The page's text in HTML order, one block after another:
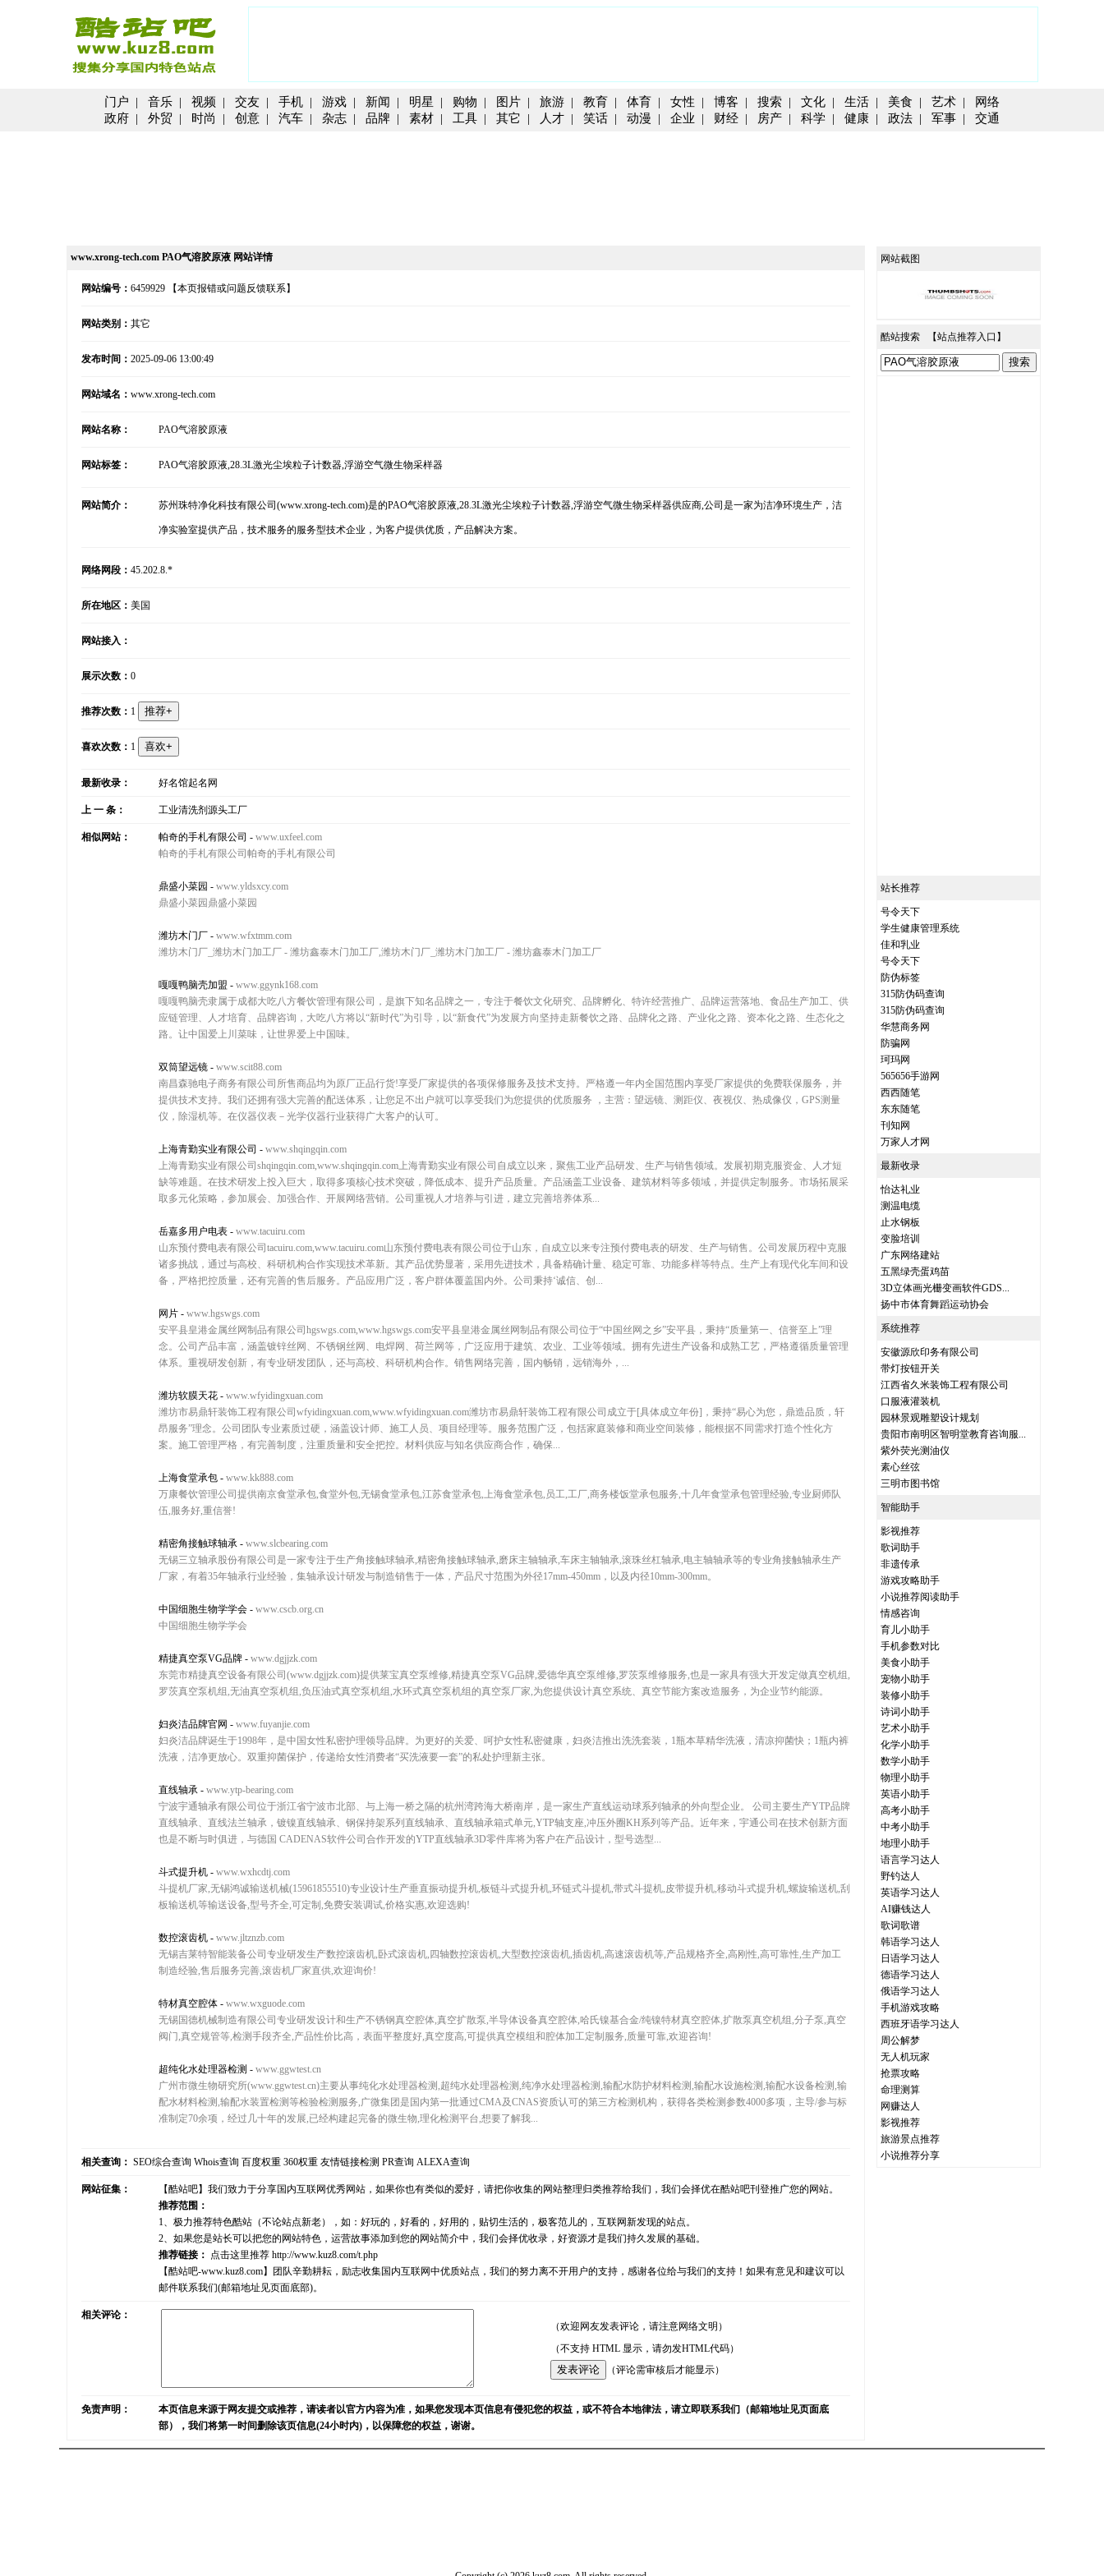
门户 | 音乐 | 视频 | 交友 | 手机 | 游戏 | 新闻 | 明星 | 购物 | 图片 | 旅游 | 教育 | 体育 | 女性 | 博客 | 搜索 | 文化 | 生活 | 美食 | 艺术 |
网络
政府 | 外贸 | 时尚 | 创意 | 汽车 | 杂志 | 品牌 | 素材 | 工具 | 其它 | 人才 | 笑话 | 动漫 | 企业 | 财经 | 房产 | 科学 | 健康 | 政法 | 军事 | 交通
www.xrong-tech.com PAO气溶胶原液 网站详情
网站编号： 6459929 【本页报错或问题反馈联系】
网站类别： 其它
发布时间： 2025-09-06 13:00:49
网站域名： www.xrong-tech.com
网站名称： PAO气溶胶原液
网站标签： PAO气溶胶原液,28.3L激光尘埃粒子计数器,浮游空气微生物采样器
网站简介： 苏州珠特净化科技有限公司(www.xrong-tech.com)是的PAO气溶胶原液,28.3L激光尘埃粒子计数器,浮游空气微生物采样器供应商,公司是一家为洁净环境生产，洁
净实验室提供产品，技术服务的服务型技术企业，为客户提供优质，产品解决方案。
网络网段： 45.202.8.*
所在地区： 美国
网站接入：
展示次数： 0
推荐次数： 1
喜欢次数： 1
最新收录： 好名馆起名网
上 一 条： 工业清洗剂源头工厂
相似网站： 帕奇的手札有限公司 - www.uxfeel.com
帕奇的手札有限公司帕奇的手札有限公司
鼎盛小菜园 - www.yldsxcy.com
鼎盛小菜园鼎盛小菜园
潍坊木门厂 - www.wfxtmm.com
潍坊木门厂_潍坊木门加工厂 - 潍坊鑫泰木门加工厂,潍坊木门厂_潍坊木门加工厂 - 潍坊鑫泰木门加工厂
嘎嘎鸭脑壳加盟 - www.ggynk168.com
嘎嘎鸭脑壳隶属于成都大吃八方餐饮管理有限公司，是旗下知名品牌之一，专注于餐饮文化研究、品牌孵化、特许经营推广、品牌运营落地、食品生产加工、供
应链管理、人才培育、品牌咨询，大吃八方将以“新时代”为引导，以“新食代”为发展方向坚持走新餐饮之路、品牌化之路、产业化之路、资本化之路、生态化之
路。让中国爱上川菜味，让世界爱上中国味。
双筒望远镜 - www.scit88.com
南昌森驰电子商务有限公司所售商品均为原厂正品行货!享受厂家提供的各项保修服务及技术支持。严格遵一年内全国范围内享受厂家提供的免费联保服务，并
提供技术支持。我们还拥有强大完善的配送体系，让您足不出户就可以享受我们为您提供的优质服务 ，主营：望远镜、测距仪、夜视仪、热成像仪，GPS测量
仪，除湿机等。在仪器仪表－光学仪器行业获得广大客户的认可。
上海青勤实业有限公司 - www.shqingqin.com
上海青勤实业有限公司shqingqin.com,www.shqingqin.com上海青勤实业有限公司自成立以来，聚焦工业产品研发、生产与销售领域。发展初期克服资金、人才短
缺等难题。在技术研发上投入巨大，取得多项核心技术突破，降低成本、提升产品质量。产品涵盖工业设备、建筑材料等多领域，并提供定制服务。市场拓展采
取多元化策略，参加展会、加强合作、开展网络营销。公司重视人才培养与引进，建立完善培养体系...
岳嘉多用户电表 - www.tacuiru.com
山东预付费电表有限公司tacuiru.com,www.tacuiru.com山东预付费电表有限公司位于山东，自成立以来专注预付费电表的研发、生产与销售。公司发展历程中克服
诸多挑战，通过与高校、科研机构合作实现技术革新。其产品优势显著，采用先进技术，具备精确计量、稳定可靠、功能多样等特点。生产上有现代化车间和设
备，严格把控质量，还有完善的售后服务。产品应用广泛，客户群体覆盖国内外。公司秉持‘诚信、创...
网片 - www.hgswgs.com
安平县皇港金属丝网制品有限公司hgswgs.com,www.hgswgs.com安平县皇港金属丝网制品有限公司位于“中国丝网之乡”安平县，秉持“质量第一、信誉至上”理
念。公司产品丰富，涵盖镀锌丝网、不锈钢丝网、电焊网、荷兰网等，广泛应用于建筑、农业、工业等领域。拥有先进生产设备和成熟工艺，严格遵循质量管理
体系。重视研发创新，有专业研发团队，还与高校、科研机构合作。销售网络完善，国内畅销，远销海外，...
潍坊软膜天花 - www.wfyidingxuan.com
潍坊市易鼎轩装饰工程有限公司wfyidingxuan.com,www.wfyidingxuan.com潍坊市易鼎轩装饰工程有限公司成立于[具体成立年份]，秉持“易心为您，鼎造品质，轩
昂服务”理念。公司团队专业素质过硬，涵盖设计师、施工人员、项目经理等。服务范围广泛，包括家庭装修和商业空间装修，能根据不同需求打造个性化方
案。施工管理严格，有完善制度，注重质量和安全把控。材料供应与知名供应商合作，确保...
上海食堂承包 - www.kk888.com
万康餐饮管理公司提供南京食堂承包,食堂外包,无锡食堂承包,江苏食堂承包,上海食堂承包,员工,工厂,商务楼饭堂承包服务,十几年食堂承包管理经验,专业厨师队
伍,服务好,重信誉!
精密角接触球轴承 - www.slcbearing.com
无锡三立轴承股份有限公司是一家专注于生产角接触球轴承,精密角接触球轴承,磨床主轴轴承,车床主轴轴承,滚珠丝杠轴承,电主轴轴承等的专业角接触轴承生产
厂家，有着35年轴承行业经验，集轴承设计研发与制造销售于一体，产品尺寸范围为外径17mm-450mm，以及内径10mm-300mm。
中国细胞生物学学会 - www.cscb.org.cn
中国细胞生物学学会
精捷真空泵VG品牌 - www.dgjjzk.com
东莞市精捷真空设备有限公司(www.dgjjzk.com)提供莱宝真空泵维修,精捷真空泵VG品牌,爱德华真空泵维修,罗茨泵维修服务,也是一家具有强大开发定做真空机组,
罗茨真空泵机组,无油真空泵机组,负压油式真空泵机组,水环式真空泵机组的真空泵厂家,为您提供设计真空系统、真空节能方案改造服务，为企业节约能源。
妇炎洁品牌官网 - www.fuyanjie.com
妇炎洁品牌诞生于1998年，是中国女性私密护理领导品牌。为更好的关爱、呵护女性私密健康，妇炎洁推出洗洗套装，1瓶本草精华洗液，清凉抑菌快；1瓶内裤
洗液，洁净更放心。双重抑菌保护，传递给女性消费者“买洗液要一套”的私处护理新主张。
直线轴承 - www.ytp-bearing.com
宁波宇通轴承有限公司位于浙江省宁波市北部、与上海一桥之隔的杭州湾跨海大桥南岸，是一家生产直线运动球系列轴承的外向型企业。 公司主要生产YTP品牌
直线轴承、直线法兰轴承，镀镍直线轴承、钢保持架系列直线轴承、直线轴承箱式单元,YTP轴支座,冲压外圈KH系列等产品。近年来，宇通公司在技术创新方面
也是不断与时俱进，与德国 CADENAS软件公司合作开发的YTP直线轴承3D零件库将为客户在产品设计，型号选型...
斗式提升机 - www.wxhcdtj.com
斗提机厂家,无锡鸿诚输送机械(15961855510)专业设计生产垂直振动提升机,板链斗式提升机,环链式斗提机,带式斗提机,皮带提升机,移动斗式提升机,螺旋输送机,刮
板输送机等输送设备,型号齐全,可定制,免费安装调试,价格实惠,欢迎选购!
数控滚齿机 - www.jltznzb.com
无锡吉莱特智能装备公司专业研发生产数控滚齿机,卧式滚齿机,四轴数控滚齿机,大型数控滚齿机,插齿机,高速滚齿机等,产品规格齐全,高刚性,高可靠性,生产加工
制造经验,售后服务完善,滚齿机厂家直供,欢迎询价!
特材真空腔体 - www.wxguode.com
无锡国德机械制造有限公司专业研发设计和生产不锈钢真空腔体,真空扩散泵,半导体设备真空腔体,哈氏镍基合金/纯镍特材真空腔体,扩散泵真空机组,分子泵,真空
阀门,真空规管等,检测手段齐全,产品性价比高，表面平整度好,真空度高,可提供真空模组和腔体加工定制服务,质量可靠,欢迎咨询!
超纯化水处理器检测 - www.ggwtest.cn
广州市微生物研究所(www.ggwtest.cn)主要从事纯化水处理器检测,超纯水处理器检测,纯净水处理器检测,输配水防护材料检测,输配水设施检测,输配水设备检测,输
配水材料检测,输配水装置检测等检验检测服务,广微集团是国内第一批通过CMA及CNAS资质认可的第三方检测机构，获得各类检测参数4000多项，主导/参与标
准制定70余项，经过几十年的发展,已经构建起完备的微生物,理化检测平台,想要了解我...
相关查询： SEO综合查询 Whois查询 百度权重 360权重 友情链接检测 PR查询 ALEXA查询
网站征集：
【酷站吧】我们致力于分享国内互联网优秀网站，如果你也有类似的爱好，请把你收集的网站整理归类推荐给我们，我们会择优在酷站吧刊登推广您的网站。
推荐范围：
1、极力推荐特色酷站（不论站点新老），如：好玩的，好看的，好用的，贴切生活的，极客范儿的，互联网新发现的站点。
2、如果您是站长可以把您的网站特色，运营故事添加到您的网站简介中，我们会择优收录，好资源才是我们持久发展的基础。
推荐链接： 点击这里推荐 http://www.kuz8.com/t.php
【酷站吧-www.kuz8.com】团队辛勤耕耘，励志收集国内互联网中优质站点，我们的努力离不开用户的支持，感谢各位给与我们的支持！如果有意见和建议可以
邮件联系我们(邮箱地址见页面底部)。
相关评论：
（欢迎网友发表评论，请注意网络文明）
（不支持 HTML 显示，请勿发HTML代码）
（评论需审核后才能显示）
免责声明：
本页信息来源于网友提交或推荐，请读者以官方内容为准，如果您发现本页信息有侵犯您的权益，或不符合本地律法，请立即联系我们（邮箱地址见页面底
部），我们将第一时间删除该页信息(24小时内)，以保障您的权益，谢谢。
网站截图
酷站搜索 【站点推荐入口 】
站长推荐
号令天下
学生健康管理系统
佳和乳业
号令天下
防伪标签
315防伪码查询
315防伪码查询
华慧商务网
防骗网
珂玛网
565656手游网
西西随笔
东东随笔
刊知网
万家人才网
最新收录
怡达礼业
测温电缆
止水钢板
变脸培训
广东网络建站
五黑绿壳蛋鸡苗
3D立体画光栅变画软件GDS...
扬中市体育舞蹈运动协会
系统推荐
安徽源欣印务有限公司
带灯按钮开关
江西省久米装饰工程有限公司
口服液灌装机
园林景观雕塑设计规划
贵阳市南明区智明堂教育咨询服...
紫外荧光测油仪
素心丝弦
三明市图书馆
智能助手
影视推荐
歌词助手
非遗传承
游戏攻略助手
小说推荐阅读助手
情感咨询
育儿小助手
手机参数对比
美食小助手
宠物小助手
装修小助手
诗词小助手
艺术小助手
化学小助手
数学小助手
物理小助手
英语小助手
高考小助手
中考小助手
地理小助手
语言学习达人
野钓达人
英语学习达人
AI赚钱达人
歌词歌谱
韩语学习达人
日语学习达人
德语学习达人
俄语学习达人
手机游戏攻略
西班牙语学习达人
周公解梦
无人机玩家
抢票攻略
命理测算
网赚达人
影视推荐
旅游景点推荐
小说推荐分享